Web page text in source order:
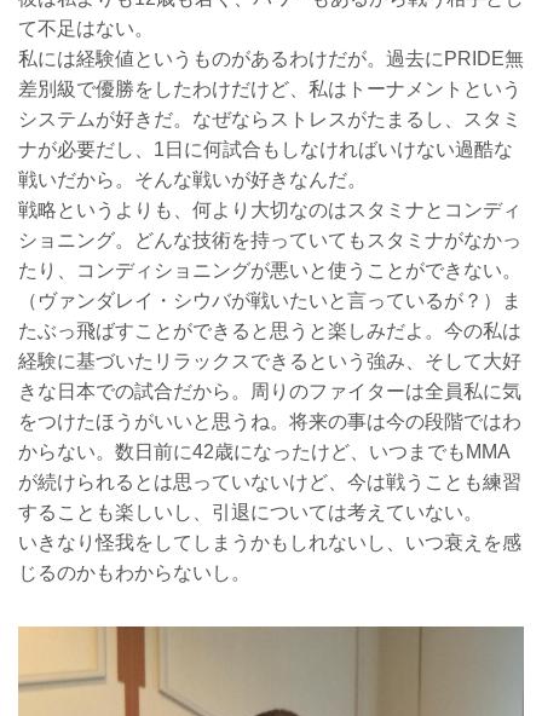
て不足はない。
私には経験値というものがあるわけだが。過去にPRIDE無
差別級で優勝をしたわけだけど、私はトーナメントという
システムが好きだ。なぜならストレスがたまるし、スタミ
ナが必要だし、1日に何試合もしなければいけない過酷な
戦いだから。そんな戦いが好きなんだ。
戦略というよりも、何より大切なのはスタミナとコンディ
ショニング。どんな技術を持っていてもスタミナがなかっ
たり、コンディショニングが悪いと使うことができない。
（ヴァンダレイ・シウバが戦いたいと言っているが？）ま
たぶっ飛ばすことができると思うと楽しみだよ。今の私は
経験に基づいたリラックスできるという強み、そして大好
きな日本での試合だから。周りのファイターは全員私に気
をつけたほうがいいと思うね。将来の事は今の段階ではわ
からない。数日前に42歳になったけど、いつまでもMMA
が続けられるとは思っていないけど、今は戦うことも練習
することも楽しいし、引退については考えていない。
いきなり怪我をしてしまうかもしれないし、いつ衰えを感
じるのかもわからないし。